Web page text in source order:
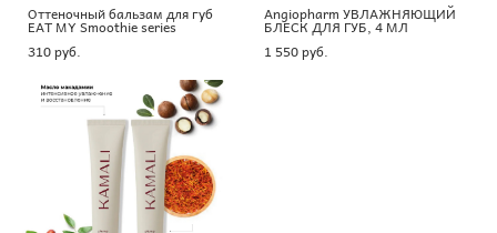
Оттеночный бальзам для губ
EAT MY Smoothie series
310 pуб.
Angiopharm УВЛАЖНЯЮЩИЙ
БЛЕСК ДЛЯ ГУБ, 4 МЛ
1 550 pуб.